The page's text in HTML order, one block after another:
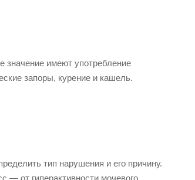
значение имеют употребление
запоры, курение и кашель.
тип нарушения и его причину.
— от гиперактивности мочевого